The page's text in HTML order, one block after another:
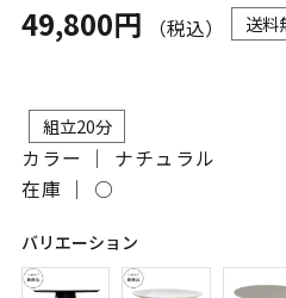
49,800円 （税込） 送料
組立20分
カラー ｜ ナチュラル
在庫 ｜ ○
バリエーション